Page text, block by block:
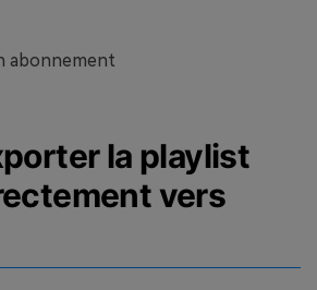
abonnement
la playlist
vers